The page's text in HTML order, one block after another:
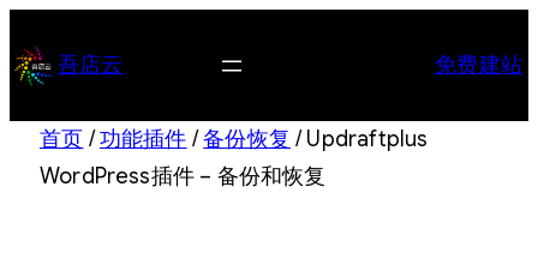
至
吾店云 免费建站
首页 /功能插件 /备份恢复 / Updraftplus
WordPress插件 – 备份和恢复